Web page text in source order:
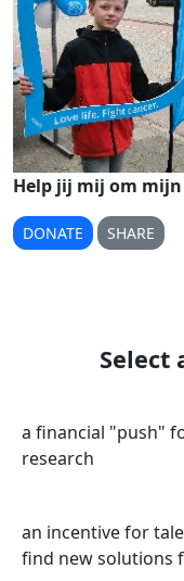
Help jij mij om
DONATE SHARE
Select
a financial "push"
research
an incentive for
find new solutions